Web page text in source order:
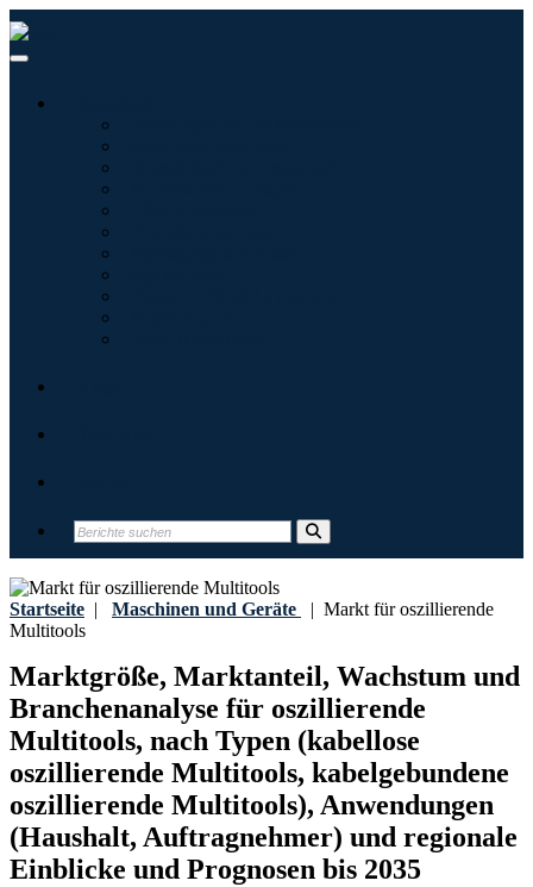
Startseite | Maschinen und Geräte | Markt für oszillierende
Multitools
Marktgröße, Marktanteil, Wachstum und
Branchenanalyse für oszillierende
Multitools, nach Typen (kabellose
oszillierende Multitools, kabelgebundene
oszillierende Multitools), Anwendungen
(Haushalt, Auftragnehmer) und regionale
Einblicke und Prognosen bis 2035